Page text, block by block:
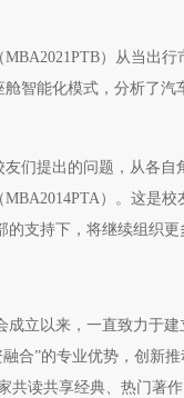
）从当出
舱智能化模式，分析了
友们提出的问题，从各
）。这是
的支持下，将继续组织
成立以来，一直致力于
合”的专业优势，创新
共读共享经典、热门著